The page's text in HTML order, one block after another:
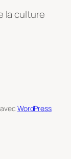
la culture
WordPress